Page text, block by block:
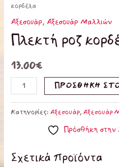
κορδέλα
Αξεσουάρ, Αξεσουάρ Μαλλιών
Πλεκτή ροζ
13.00€
ΠΡΟΣΘΉΚΗ
Κατηγορίες: Αξεσουάρ,Αξεσουάρ
Πρόσθήκη στην
Σχετικά προϊόντα